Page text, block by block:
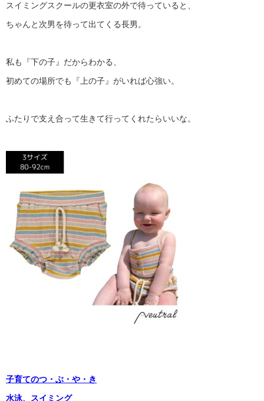
スイミングスクールの更衣室の外で待っていると、
ちゃんと次男を待って出てくる長男。
私も『下の子』だからわかる、
初めての場所でも『上の子』がいれば心強い。
ふたりで支え合って生きて行ってくれたらいいな。
子育てのつ・ぶ・や・き
水泳、スイミング